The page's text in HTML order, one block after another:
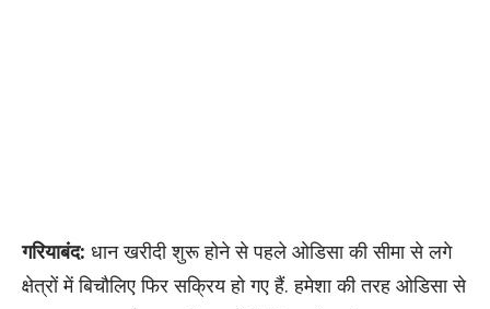
गरियाबंद: धान खरीदी शुरू होने से पहले ओडिसा की सीमा से लगे
क्षेत्रों में बिचौलिए फिर सक्रिय हो गए हैं. हमेशा की तरह ओडिसा से